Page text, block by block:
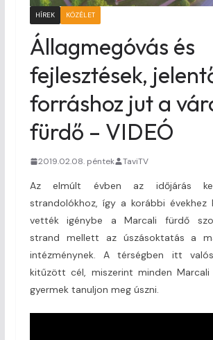
HÍREK KÖZÉLET
Állagmegóvás és
fejlesztések,
forráshoz jut a
fürdő – VIDEÓ
2019.02.08. péntek TaviTV
Az elmúlt évben az időjárás
strandolókhoz, így a korábbi évekhez
vették igénybe a Marcali fürdő
strand mellett az úszásoktatás a
intézménynek. A térségben itt
kitűzött cél, miszerint minden Marcali
gyermek tanuljon meg úszni.